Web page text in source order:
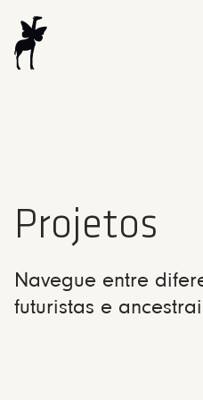
Projetos
Navegue entre
futuristas e